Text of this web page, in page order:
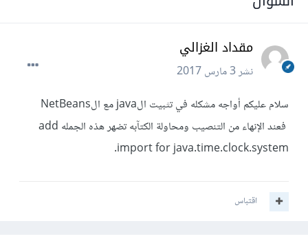
مقداد الغزالي
نشر3 مارس 2017
سلام عليكم أواجه مشكله في تثبيت الjava مع الNetBeans
فعند الإنهاء من التنصيب ومحاولة الكتآبه تضهر هذه الجمله add
import for java.time.clock.system.
اقتباس